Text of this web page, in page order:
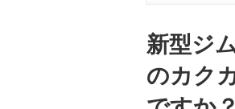
新型ジ
のカク